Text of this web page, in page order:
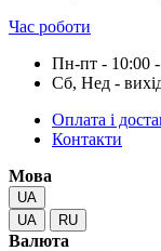
Час роботи
Пн-пт - 10:00
Сб, Нед -
Оплата і
Контакти
Мова
UA
UA
RU
Валюта